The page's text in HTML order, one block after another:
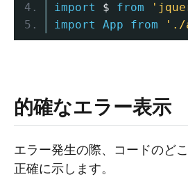
import
$ from
import
App from './
的確なエラー表示
エラー発生の際、コードのど
正確に示します。